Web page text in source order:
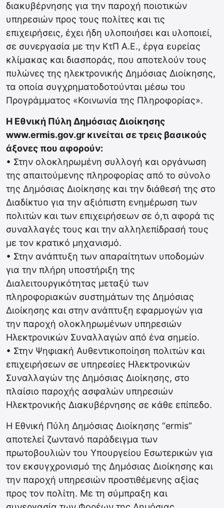
διακυβέρνησης για την παροχή ποιοτικών
υπηρεσιών προς τους πολίτες και τις
επιχειρήσεις, έχει ήδη υλοποιήσει και υλοποιεί,
σε συνεργασία με την ΚτΠ Α.Ε., έργα ευρείας
κλίμακας και διασποράς, που αποτελούν τους
πυλώνες της ηλεκτρονικής Δημόσιας Διοίκησης,
τα οποία συγχρηματοδοτούνται μέσω του
Προγράμματος «Κοινωνία της Πληροφορίας».
Η Εθνική Πύλη Δημόσιας Διοίκησης
www.ermis.gov.gr κινείται σε τρεις βασικούς
άξονες που αφορούν:
• Στην ολοκληρωμένη συλλογή και οργάνωση
της απαιτούμενης πληροφορίας από το σύνολο
της Δημόσιας Διοίκησης και την διάθεσή της στο
Διαδίκτυο για την αξιόπιστη ενημέρωση των
πολιτών και των επιχειρήσεων σε ό,τι αφορά τις
συναλλαγές τους και την αλληλεπίδρασή τους
με τον κρατικό μηχανισμό.
• Στην ανάπτυξη των απαραίτητων υποδομών
για την πλήρη υποστήριξη της
Διαλειτουργικότητας μεταξύ των
πληροφοριακών συστημάτων της Δημόσιας
Διοίκησης και στην ανάπτυξη εφαρμογών για
την παροχή ολοκληρωμένων υπηρεσιών
Ηλεκτρονικών Συναλλαγών από ένα σημείο.
• Στην Ψηφιακή Αυθεντικοποίηση πολιτών και
επιχειρήσεων σε υπηρεσίες Ηλεκτρονικών
Συναλλαγών της Δημόσιας Διοίκησης, στο
πλαίσιο παροχής ασφαλών υπηρεσιών
Ηλεκτρονικής Διακυβέρνησης σε κάθε επίπεδο.
Η Εθνική Πύλη Δημόσιας Διοίκησης “ermis”
αποτελεί ζωντανό παράδειγμα των
πρωτοβουλιών του Υπουργείου Εσωτερικών για
τον εκσυγχρονισμό της Δημόσιας Διοίκησης και
την παροχή υπηρεσιών προστιθέμενης αξίας
προς τον πολίτη. Με τη σύμπραξη και